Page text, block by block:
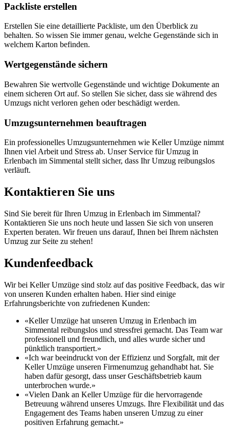
Packliste erstellen
Erstellen Sie eine detaillierte Packliste, um den Überblick zu
behalten. So wissen Sie immer genau, welche Gegenstände sich in
welchem Karton befinden.
Wertgegenstände sichern
Bewahren Sie wertvolle Gegenstände und wichtige Dokumente an
einem sicheren Ort auf. So stellen Sie sicher, dass sie während des
Umzugs nicht verloren gehen oder beschädigt werden.
Umzugsunternehmen beauftragen
Ein professionelles Umzugsunternehmen wie Keller Umzüge nimmt
Ihnen viel Arbeit und Stress ab. Unser Service für Umzug in
Erlenbach im Simmental stellt sicher, dass Ihr Umzug reibungslos
verläuft.
Kontaktieren Sie uns
Sind Sie bereit für Ihren Umzug in Erlenbach im Simmental?
Kontaktieren Sie uns noch heute und lassen Sie sich von unseren
Experten beraten. Wir freuen uns darauf, Ihnen bei Ihrem nächsten
Umzug zur Seite zu stehen!
Kundenfeedback
Wir bei Keller Umzüge sind stolz auf das positive Feedback, das wir
von unseren Kunden erhalten haben. Hier sind einige
Erfahrungsberichte von zufriedenen Kunden:
«Keller Umzüge hat unseren Umzug in Erlenbach im
Simmental reibungslos und stressfrei gemacht. Das Team war
professionell und freundlich, und alles wurde sicher und
pünktlich transportiert.»
«Ich war beeindruckt von der Effizienz und Sorgfalt, mit der
Keller Umzüge unseren Firmenumzug gehandhabt hat. Sie
haben dafür gesorgt, dass unser Geschäftsbetrieb kaum
unterbrochen wurde.»
«Vielen Dank an Keller Umzüge für die hervorragende
Betreuung während unseres Umzugs. Ihre Flexibilität und das
Engagement des Teams haben unseren Umzug zu einer
positiven Erfahrung gemacht.»